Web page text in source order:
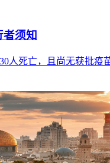
须知
人死亡，且尚无获批